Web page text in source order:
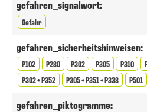
gefahren_signalwort:
Gefahr
gefahren_sicherheitshinweisen:
P102 P280 P302 P305 P310
P302 + P352
P305 + P351 + P338 P501
gefahren_piktogramme: